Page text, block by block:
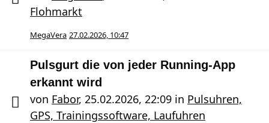
Flohmarkt
MegaVera 27.02.2026, 10:47
Pulsgurt die von jeder Running-App
erkannt wird
von Fabor, 25.02.2026, 22:09 in Pulsuhren,
GPS, Trainingssoftware, Laufuhren